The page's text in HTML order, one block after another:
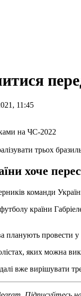
11:45
трьох
хоче
команди
країни
провести у
яких можна
вже вирішувати